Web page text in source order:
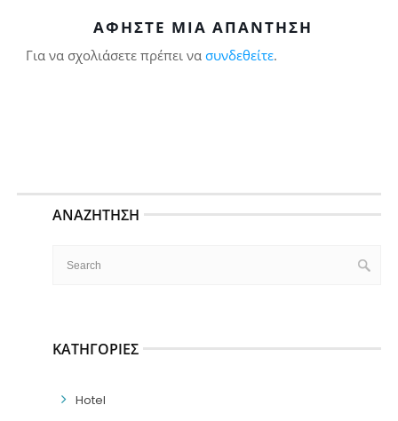
ΑΦΉΣΤΕ ΜΙΑ ΑΠΆΝΤΗΣΗ
Για να σχολιάσετε πρέπει να συνδεθείτε.
ΑΝΑΖΉΤΗΣΗ
ΚΑΤΗΓΟΡΊΕΣ
Hotel